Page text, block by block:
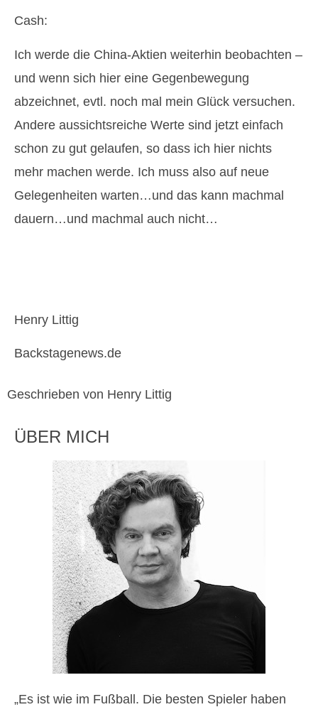
Cash:
Ich werde die China-Aktien weiterhin beobachten –
und wenn sich hier eine Gegenbewegung
abzeichnet, evtl. noch mal mein Glück versuchen.
Andere aussichtsreiche Werte sind jetzt einfach
schon zu gut gelaufen, so dass ich hier nichts
mehr machen werde. Ich muss also auf neue
Gelegenheiten warten…und das kann machmal
dauern…und machmal auch nicht…
Henry Littig
Backstagenews.de
Geschrieben von Henry Littig
ÜBER MICH
„Es ist wie im Fußball. Die besten Spieler haben